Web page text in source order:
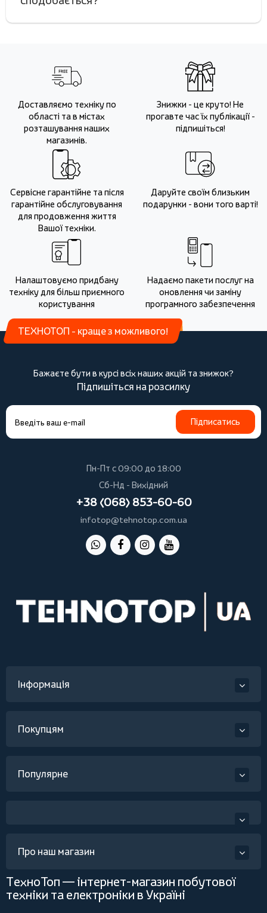
Доставляємо техніку по
області та в містах
розташування наших
магазинів.
Знижки - це круто! Не
прогавте час їх публікації -
підпишіться!
Сервісне гарантійне та після
гарантійне обслуговування
для продовження життя
Вашої техніки.
Даруйте своїм близьким
подарунки - вони того варті!
Налаштовуємо придбану
техніку для більш приємного
користування
Надаємо пакети послуг на
оновлення чи заміну
програмного забезпечення
ТЕХНОТОП - краще з можливого!
Бажаєте бути в курсі всіх наших акцій та знижок?
Підпишіться на розсилку
Підписатись
Пн-Пт с 09:00 до 18:00
Сб-Нд - Вихідний
+38 (068) 853-60-60
infotop@tehnotop.com.ua
Інформація
Покупцям
Популярне
Про наш магазин
ТехноТоп — інтернет-магазин побутової
техніки та електроніки в Україні